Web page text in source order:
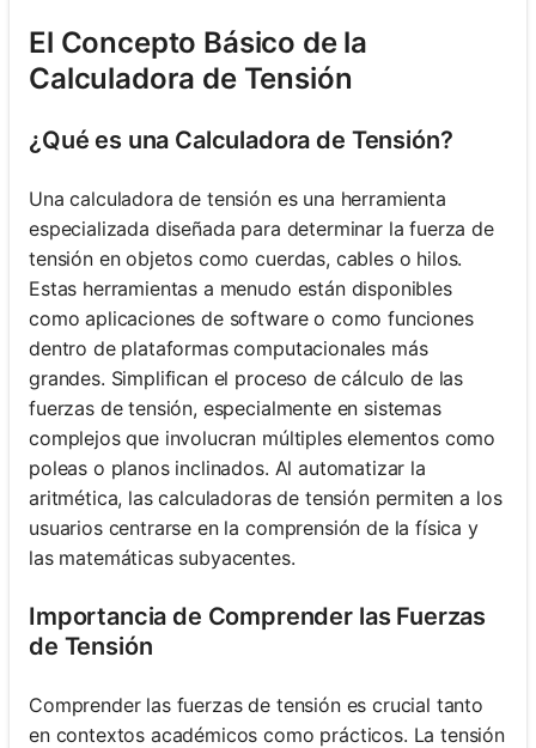
El Concepto Básico de la
Calculadora de Tensión
¿Qué es una Calculadora de Tensión?
Una calculadora de tensión es una herramienta
especializada diseñada para determinar la fuerza de
tensión en objetos como cuerdas, cables o hilos.
Estas herramientas a menudo están disponibles
como aplicaciones de software o como funciones
dentro de plataformas computacionales más
grandes. Simplifican el proceso de cálculo de las
fuerzas de tensión, especialmente en sistemas
complejos que involucran múltiples elementos como
poleas o planos inclinados. Al automatizar la
aritmética, las calculadoras de tensión permiten a los
usuarios centrarse en la comprensión de la física y
las matemáticas subyacentes.
Importancia de Comprender las Fuerzas
de Tensión
Comprender las fuerzas de tensión es crucial tanto
en contextos académicos como prácticos. La tensión